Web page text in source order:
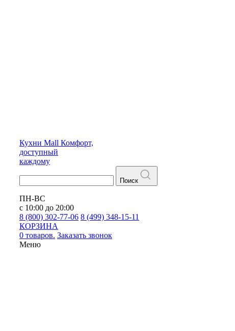
Кухни Mall Комфорт,
доступный
каждому
Поиск
ПН-ВС
с 10:00 до 20:00
8 (800) 302-77-06 8 (499) 348-15-11
КОРЗИНА
0 товаров. Заказать звонок
Меню